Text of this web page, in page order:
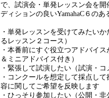
で、試演会・単発レッスン会を開
ディションの良いYamahaC ６のあ
・単発レッスンを受けてみたい
るレッスン２コース）
・本番前にすぐ役立つアドバイ
＆ミニアドバイス付き）
・緊張して試演したい（試演・コ
・コンクールを想定して採点し
容に関してご希望を反映します
・ひっそり参加したい（公開・